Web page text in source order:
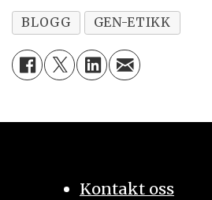
BLOGG GEN-ETIKK
Kontakt oss